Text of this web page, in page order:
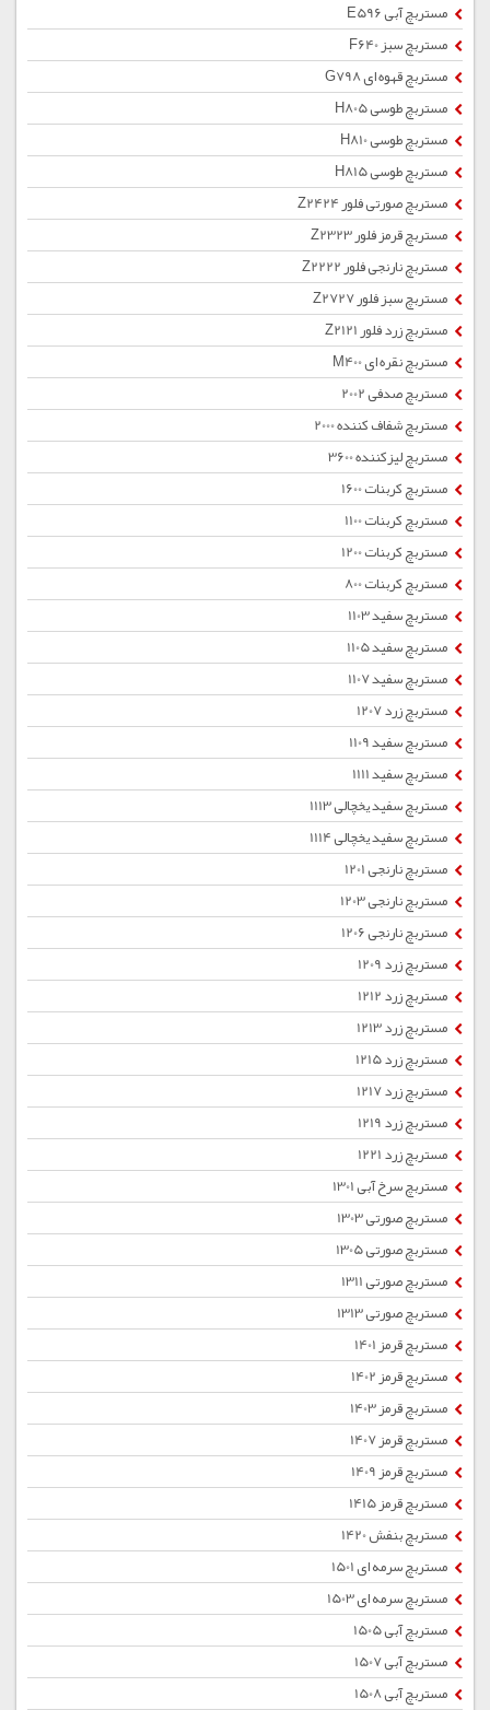
مستربچ آبی E596
مستربچ سبز F640
مستربچ قهوه ای G798
مستربچ طوسی H805
مستربچ طوسی H810
مستربچ طوسی H815
مستربچ صورتی فلور Z2424
مستربچ قرمز فلور Z2323
مستربچ نارنجی فلور Z2222
مستربچ سبز فلور Z2727
مستربچ زرد فلور Z2121
مستربچ نقره ای M400
مستربچ صدفی 2002
مستربچ شفاف کننده 2000
مستربچ لیزکننده 3600
مستربچ کربنات 1600
مستربچ کربنات 1100
مستربچ کربنات 1200
مستربچ کربنات 800
مستربچ سفید 1103
مستربچ سفید 1105
مستربچ سفید 1107
مستربچ زرد 1207
مستربچ سفید 1109
مستربچ سفید 1111
مستربچ سفید یخچالی 1113
مستربچ سفید یخچالی 1114
مستربچ نارنجی 1201
مستربچ نارنجی 1203
مستربچ نارنجی 1206
مستربچ زرد 1209
مستربچ زرد 1212
مستربچ زرد 1213
مستربچ زرد 1215
مستربچ زرد 1217
مستربچ زرد 1219
مستربچ زرد 1221
مستربچ سرخ آبی 1301
مستربچ صورتی 1303
مستربچ صورتی 1305
مستربچ صورتی 1311
مستربچ صورتی 1313
مستربچ قرمز 1401
مستربچ قرمز 1402
مستربچ قرمز 1403
مستربچ قرمز 1407
مستربچ قرمز 1409
مستربچ قرمز 1415
مستربچ بنفش 1420
مستربچ سرمه ای 1501
مستربچ سرمه ای 1503
مستربچ آبی 1505
مستربچ آبی 1507
مستربچ آبی 1508